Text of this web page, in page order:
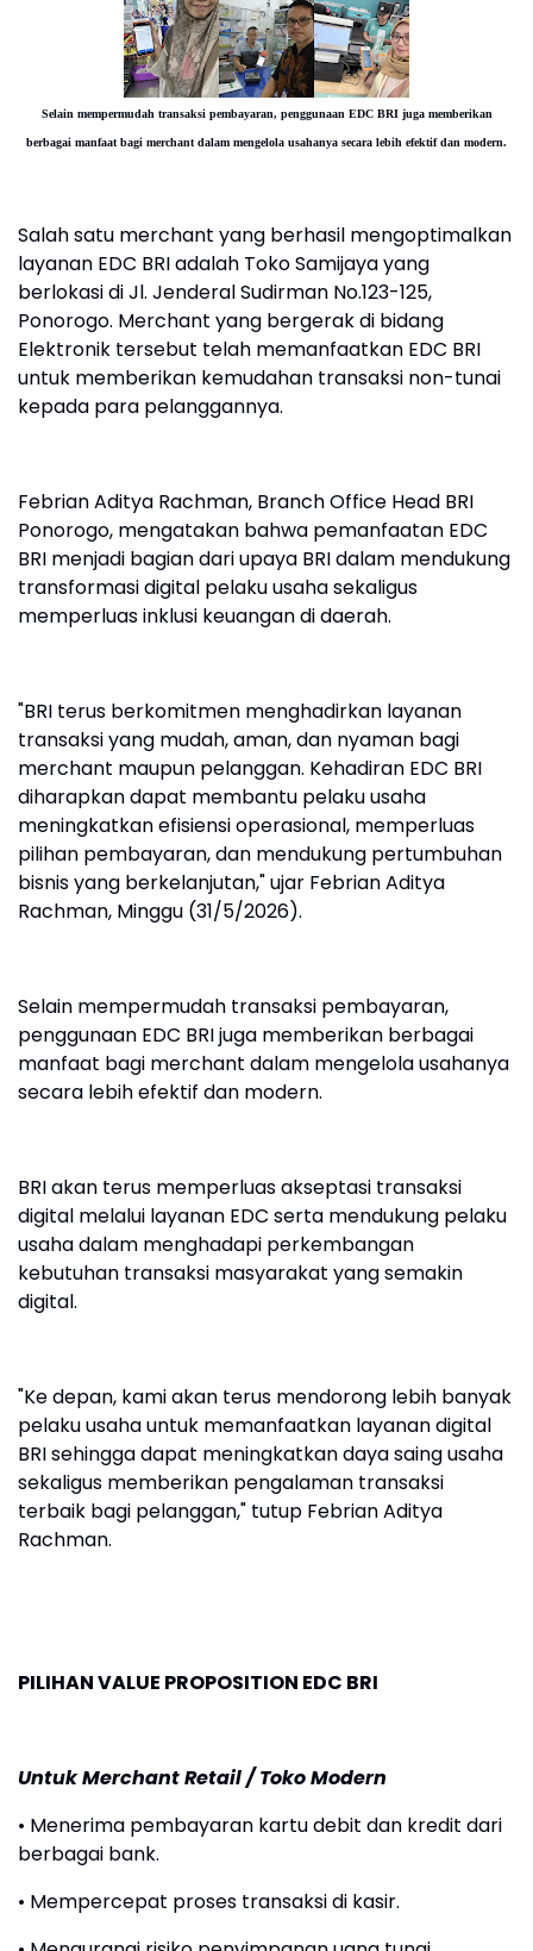
Selain mempermudah transaksi pembayaran, penggunaan EDC BRI juga memberikan
berbagai manfaat bagi merchant dalam mengelola usahanya secara lebih efektif dan modern.
Salah satu merchant yang berhasil mengoptimalkan
layanan EDC BRI adalah Toko Samijaya yang
berlokasi di Jl. Jenderal Sudirman No.123-125,
Ponorogo. Merchant yang bergerak di bidang
Elektronik tersebut telah memanfaatkan EDC BRI
untuk memberikan kemudahan transaksi non-tunai
kepada para pelanggannya.
Febrian Aditya Rachman, Branch Office Head BRI
Ponorogo, mengatakan bahwa pemanfaatan EDC
BRI menjadi bagian dari upaya BRI dalam mendukung
transformasi digital pelaku usaha sekaligus
memperluas inklusi keuangan di daerah.
"BRI terus berkomitmen menghadirkan layanan
transaksi yang mudah, aman, dan nyaman bagi
merchant maupun pelanggan. Kehadiran EDC BRI
diharapkan dapat membantu pelaku usaha
meningkatkan efisiensi operasional, memperluas
pilihan pembayaran, dan mendukung pertumbuhan
bisnis yang berkelanjutan," ujar Febrian Aditya
Rachman, Minggu (31/5/2026).
Selain mempermudah transaksi pembayaran,
penggunaan EDC BRI juga memberikan berbagai
manfaat bagi merchant dalam mengelola usahanya
secara lebih efektif dan modern.
BRI akan terus memperluas akseptasi transaksi
digital melalui layanan EDC serta mendukung pelaku
usaha dalam menghadapi perkembangan
kebutuhan transaksi masyarakat yang semakin
digital.
"Ke depan, kami akan terus mendorong lebih banyak
pelaku usaha untuk memanfaatkan layanan digital
BRI sehingga dapat meningkatkan daya saing usaha
sekaligus memberikan pengalaman transaksi
terbaik bagi pelanggan," tutup Febrian Aditya
Rachman.
PILIHAN VALUE PROPOSITION EDC BRI
Untuk Merchant Retail / Toko Modern
• Menerima pembayaran kartu debit dan kredit dari
berbagai bank.
• Mempercepat proses transaksi di kasir.